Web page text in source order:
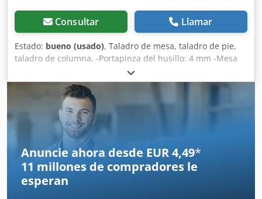
Consultar Llamar
Estado: bueno (usado), Taladro de mesa, taladro de pie,
taladro de columna. -Portapinza del husillo: 4 mm -Mesa
de sujeción: Ø 125 mm -Alcance: 105 mm -Velocidades de
rotación: 1400 rpm -Diámetro de la columna: 41 mm -
Recorrido del husillo: 55 mm -Potencia del motor: 75 W
Codpfxsd Nia Ej Ah Tsrf -Dimensiones: 290/150/A530 mm -
Peso: 13,4 kg
Anuncie ahora desde EUR 4,49*
11 millones de compradores le
esperan